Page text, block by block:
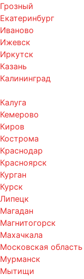
Грозный
Екатеринбург
Иваново
Ижевск
Иркутск
Казань
Калининград
Калуга
Кемерово
Киров
Кострома
Краснодар
Красноярск
Курган
Курск
Липецк
Магадан
Магнитогорск
Махачкала
Московская область
Мурманск
Мытищи